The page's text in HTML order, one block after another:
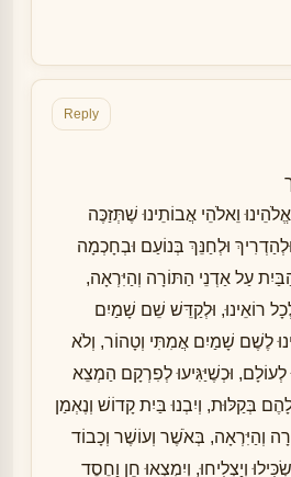
Reply
וֵאלֹהֵי אֲבוֹתֵינוּ שֶׁתְּזַכֶּה
וּלְחַנֵּךְ בְּנוֹעַם וּבְחָכְמָה
עַל אַדְנֵי הַתּוֹרָה וְהַיִּרְאָה,
רוֹאֵינוּ, וּלְקַדֵּשׁ שֵׁם שָׁמַיִם
לֶשֶׁם שָׁמַיִם אֲמִתִּי וְטָהוֹר, וְלֹא
וּכְשֶׁיַּגִּיעוּ לְפִרְקָם הַמְצֵא
בְּקַלּוּת, וְיִבְנוּ בַּיִת קָדוֹשׁ וְנֶאְמַן
וְהַיִּרְאָה, בְּאֹשֶׁר וְעוֹשֶׁר וְכָבוֹד
וְיַצְלִיחוּ, וְיִמְצְאוּ חֵן וָחֶסֶד